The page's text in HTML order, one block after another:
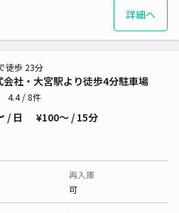
詳細へ
社・大宮駅より徒歩4分駐車場
徒歩 23分
4.4/ 8件
/ 日 ¥100〜 / 15分
再入庫
可